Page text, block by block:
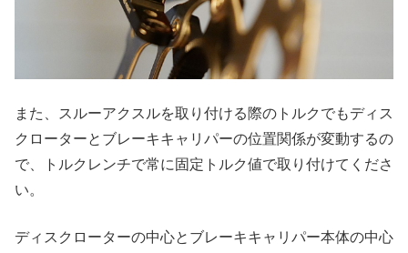
また、スルーアクスルを取り付ける際のトルクでもディス
クローターとブレーキキャリパーの位置関係が変動するの
で、トルクレンチで常に固定トルク値で取り付けてくださ
い。
ディスクローターの中心とブレーキキャリパー本体の中心